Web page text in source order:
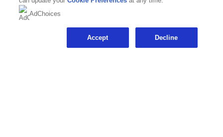
Siga-nos
AdChoices
Decline
Accept